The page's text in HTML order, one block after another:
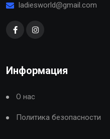
ladiesworld@gmail.com
Информация
О нас
Политика безопасности